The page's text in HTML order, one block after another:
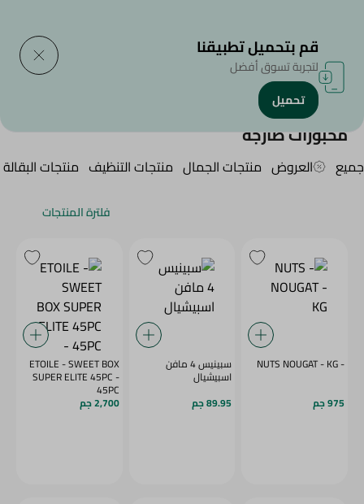
الرئيسية /منتجات سبينيس
مخبوزات طازجة
جميع العروض منتجات الجمال منتجات التنظيف منتجات البقالة
فلترة المنتجات
- NUTS NOUGAT - KG
975 جم
سبينيس 4 مافن
اسبيشيال
89.95 جم
ETOILE - SWEET BOX
SUPER ELITE 45PC -
45PC
2,700 جم
قم بتحميل تطبيقنا
لتجربة تسوق أفضل
تحميل